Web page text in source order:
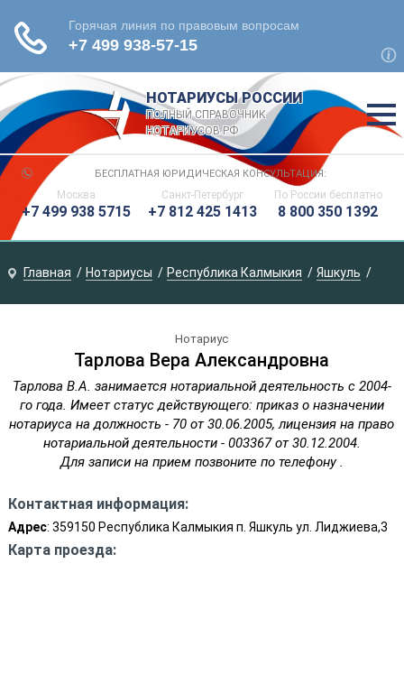
НОТАРИУСЫ РОССИИ
ПОЛНЫЙ СПРАВОЧНИК
НОТАРИУСОВ РФ
БЕСПЛАТНАЯ ЮРИДИЧЕСКАЯ КОНСУЛЬТАЦИЯ:
Москва
+7 499 938 5715
Санкт-Петербург
+7 812 425 1413
По России бесплатно
8 800 350 1392
Главная Нотариусы Республика Калмыкия Яшкуль
Нотариус
Тарлова Вера Александровна
Тарлова В.А. занимается нотариальной деятельность с 2004-
го года. Имеет статус действующего: приказ о назначении
нотариуса на должность - 70 от 30.06.2005, лицензия на право
нотариальной деятельности - 003367 от 30.12.2004.
Для записи на прием позвоните по телефону .
Контактная информация:
Адрес: 359150 Республика Калмыкия п. Яшкуль ул. Лиджиева,3
Карта проезда: